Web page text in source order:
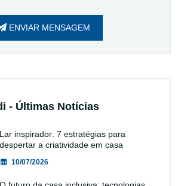
ENVIAR MENSAGEM
- Últimas Notícias
Lar inspirador: 7 estratégias para
despertar a criatividade em casa
10/07/2026